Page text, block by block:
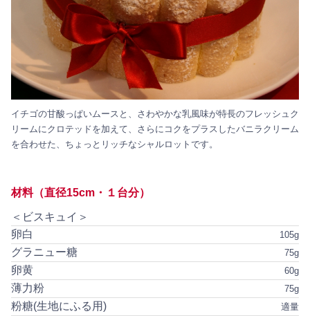
イチゴの甘酸っぱいムースと、さわやかな乳風味が特長のフレッシュク
リームにクロテッドを加えて、さらにコクをプラスしたバニラクリーム
を合わせた、ちょっとリッチなシャルロットです。
材料（直径15cm・１台分）
＜ビスキュイ＞
105g
卵白
75g
グラニュー糖
60g
卵黄
75g
薄力粉
適量
粉糖(生地にふる用)